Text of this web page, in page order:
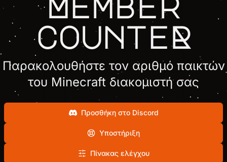
Member
counteR
Παρακολουθήστε τον αριθμό παικτών
του Minecraft διακομιστή σας
Προσθήκη στο Discord
Υποστήριξη
Πίνακας ελέγχου